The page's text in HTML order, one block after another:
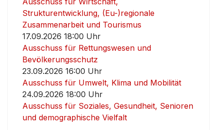
Strukturentwicklung, (Eu-)regionale
Zusammenarbeit und Tourismus
17.09.2026 18:00 Uhr
Ausschuss für Rettungswesen und
Bevölkerungsschutz
23.09.2026 16:00 Uhr
Ausschuss für Umwelt, Klima und Mobilität
24.09.2026 18:00 Uhr
Ausschuss für Soziales, Gesundheit, Senioren
und demographische Vielfalt